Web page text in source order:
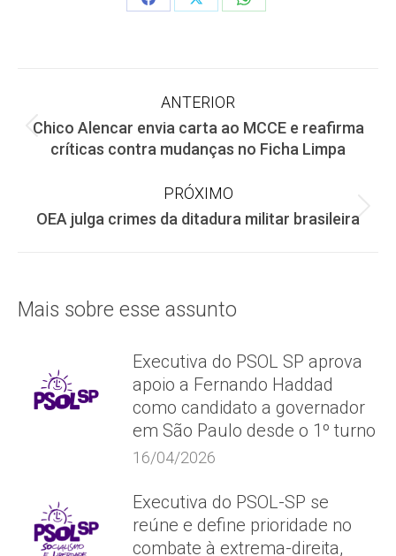
Share
Share
Share
Navegação
de
ANTERIOR
Post
anterior:
Chico Alencar envia carta ao MCCE e reafirma
críticas contra mudanças no Ficha Limpa
PRÓXIMO
Próximo
OEA julga crimes da ditadura militar brasileira
Mais sobre esse assunto
Executiva do PSOL SP aprova
apoio a Fernando Haddad
como candidato a governador
em São Paulo desde o 1º turno
16/04/2026
Executiva do PSOL-SP se
reúne e define prioridade no
combate à extrema-direita,